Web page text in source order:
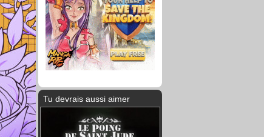
Tu devrais aussi aimer